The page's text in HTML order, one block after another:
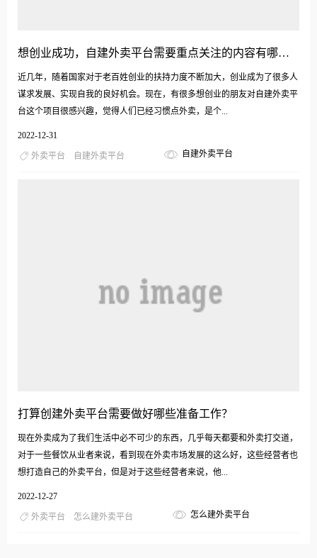
想创业成功，自建外卖平台需要重点关注的内容有哪些？
近几年，随着国家对于老百姓创业的扶持力度不断加大，创业成为了很多人
谋求发展、实现自我的良好机会。现在，有很多想创业的朋友对自建外卖平
台这个项目很感兴趣，觉得人们已经习惯点外卖，是个...
2022-12-31
外卖平台 自建外卖平台 自建外卖平台
打算创建外卖平台需要做好哪些准备工作？
现在外卖成为了我们生活中必不可少的东西，几乎每天都要和外卖打交道，
对于一些餐饮从业者来说，看到现在外卖市场发展的这么好，这些经营者也
想打造自己的外卖平台，但是对于这些经营者来说，他...
2022-12-27
外卖平台 怎么建外卖平台 怎么建外卖平台